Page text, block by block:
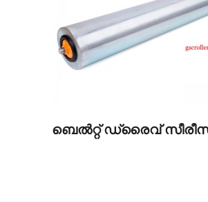
ബെൽറ്റ് ഡ്രൈവ്